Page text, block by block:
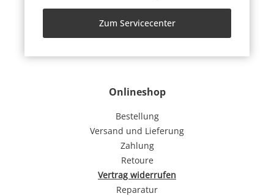
Onlineshop
Bestellung
Versand und Lieferung
Zahlung
Retoure
Vertrag widerrufen
Reparatur
Zum Servicecenter